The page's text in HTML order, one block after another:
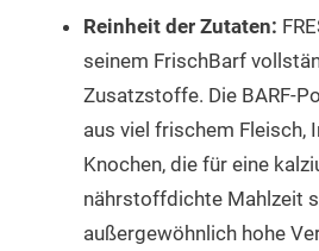
Reinheit der Zutaten:
seinem FrischBarf
Zusatzstoffe. Die BARF-
aus viel frischem Fleisch,
Knochen, die für eine
nährstoffdichte Mahlzeit
außergewöhnlich hohe